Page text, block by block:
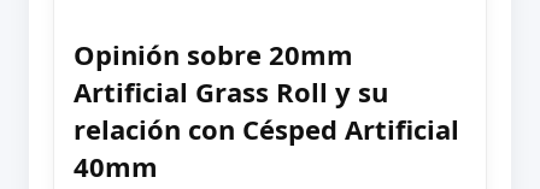
Opinión sobre 20mm
Artificial Grass Roll y su
relación con Césped Artificial
40mm